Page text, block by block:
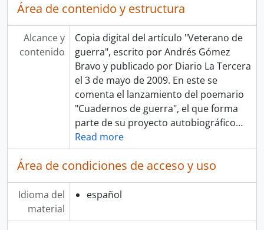
Área de contenido y estructura
Alcance y
contenido
Copia digital del artículo "Veterano de
guerra", escrito por Andrés Gómez
Bravo y publicado por Diario La Tercera
el 3 de mayo de 2009. En este se
comenta el lanzamiento del poemario
"Cuadernos de guerra", el que forma
parte de su proyecto autobiográfico…
Read more
Área de condiciones de acceso y uso
Idioma del
material
español